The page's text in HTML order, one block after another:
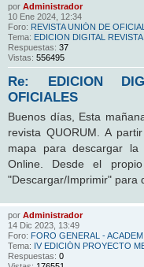
por Administrador
10 Ene 2024, 12:34
Foro: REVISTA UNIÓN DE
Tema: EDICION DIGITAL
Respuestas: 37
Vistas: 556495
Re: EDICION
OFICIALES
Buenos días, Esta
revista QUORUM. A
mapa para descargar la
Online. Desde el
"Descargar/Imprimir" para
por Administrador
14 Dic 2023, 13:49
Foro: FORO GENERAL -
Tema: IV EDICIÓN PROYECTO
Respuestas: 0